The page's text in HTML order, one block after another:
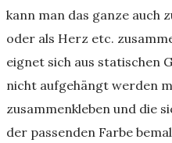
kann man das ganze auch
oder als Herz etc.
eignet sich aus statischen
nicht aufgehängt werden
zusammenkleben und die
der passenden Farbe